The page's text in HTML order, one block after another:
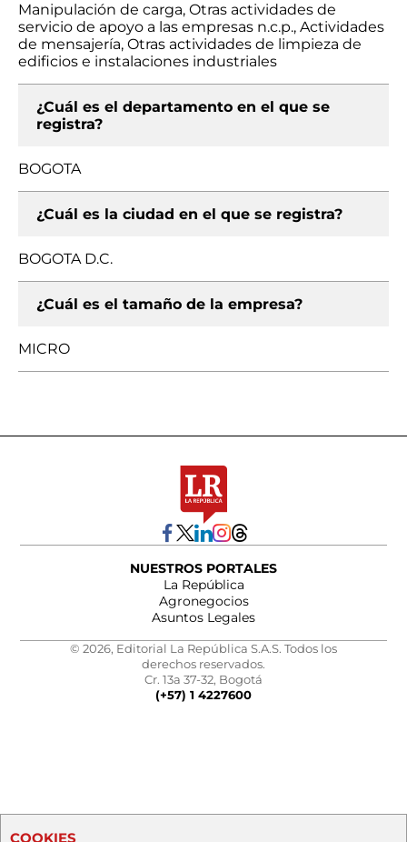
Manipulación de carga, Otras actividades de
servicio de apoyo a las empresas n.c.p., Actividades
de mensajería, Otras actividades de limpieza de
edificios e instalaciones industriales
¿Cuál es el departamento en el que se
registra?
BOGOTA
¿Cuál es la ciudad en el que se registra?
BOGOTA D.C.
¿Cuál es el tamaño de la empresa?
MICRO
NUESTROS PORTALES
La República
Agronegocios
Asuntos Legales
© 2026, Editorial La República S.A.S. Todos los
derechos reservados.
Cr. 13a 37-32, Bogotá
(+57) 1 4227600
COOKIES